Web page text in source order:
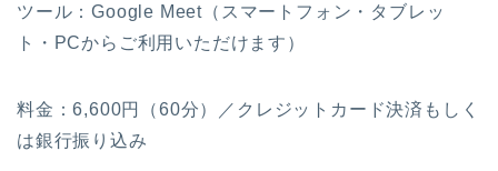
ツール：Google Meet（スマートフォン・タブレッ
ト・PCからご利用いただけます）
料金：6,600円（60分）／クレジットカード決済もしく
は銀行振り込み